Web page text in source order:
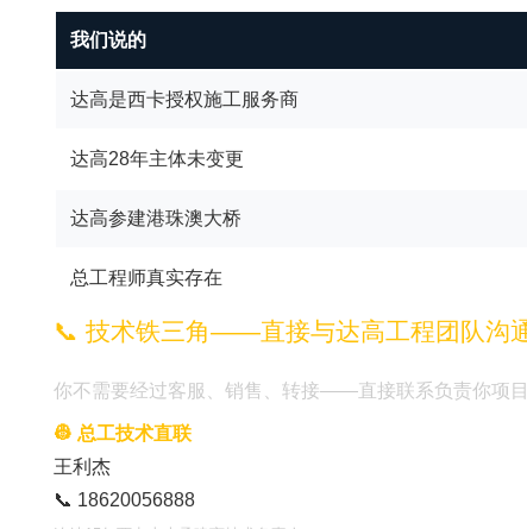
我们说的
达高是西卡授权施工服务商
达高28年主体未变更
达高参建港珠澳大桥
总工程师真实存在
📞 技术铁三角——直接与达高工程团队沟
你不需要经过客服、销售、转接——直接联系负责你项
👷 总工技术直联
王利杰
📞 18620056888